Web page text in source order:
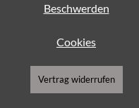
Beschwerden
Cookies
Vertrag widerrufen